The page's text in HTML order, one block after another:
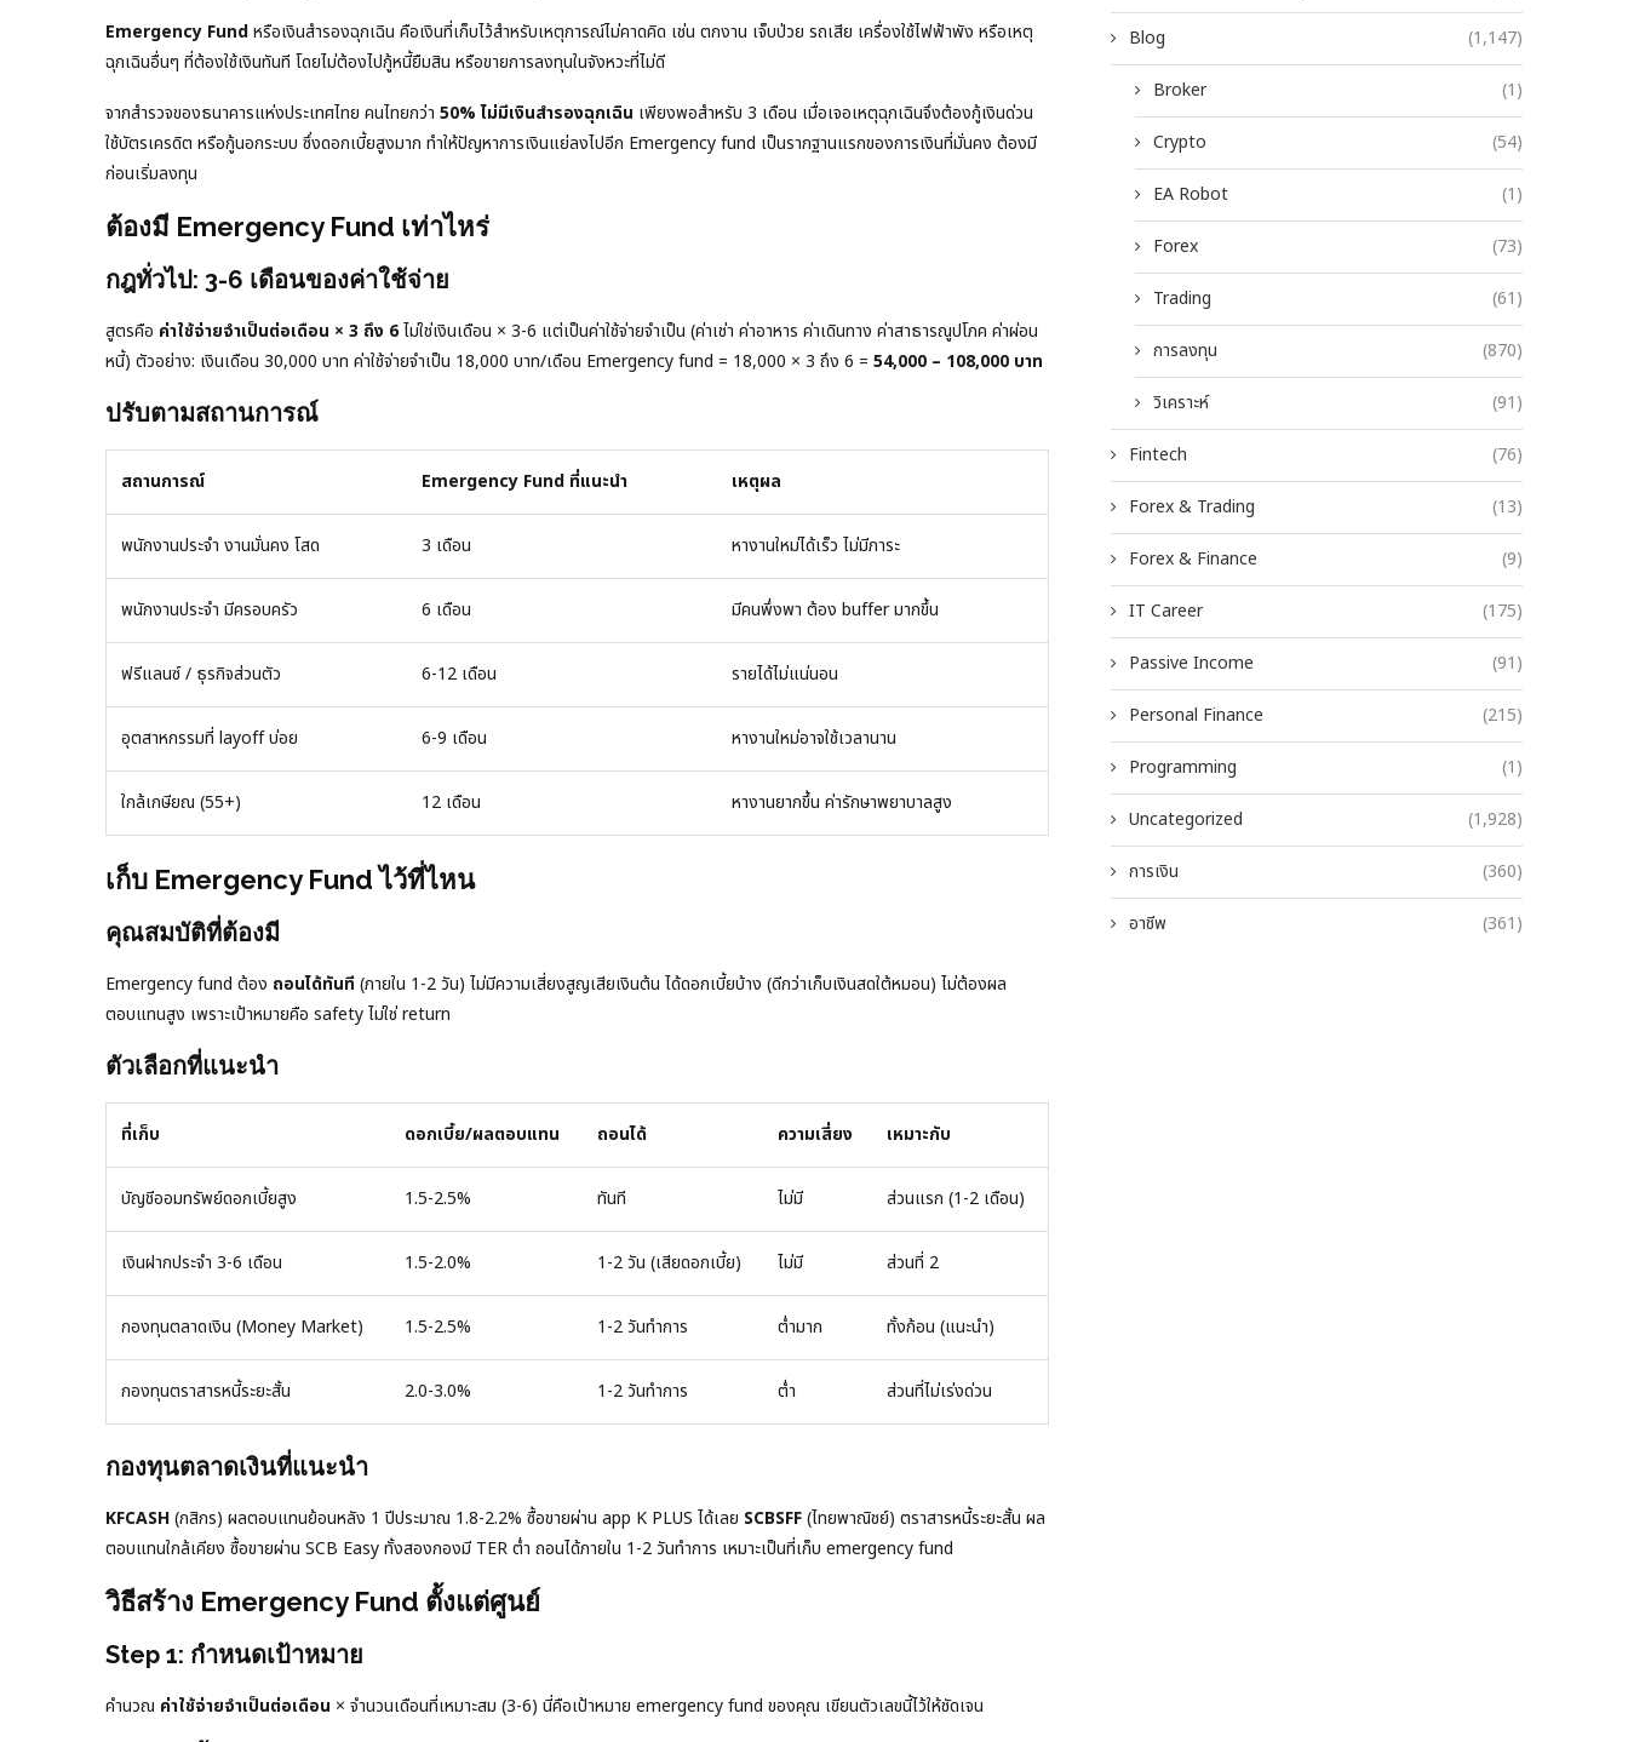
Emergency Fundหรือเงินสำรองฉุกเฉิน คือเงินที่เก็บไว้สำหรับเหตุการณ์ไม่คาดคิด เช่น ตกงาน เจ็บป่วย รถเสีย เครื่องใช้ไฟฟ้าพัง หรือเหตุ
ฉุกเฉินอื่นๆ ที่ต้องใช้เงินทันที โดยไม่ต้องไปกู้หนี้ยืมสิน หรือขายการลงทุนในจังหวะที่ไม่ดี
จากสำรวจของธนาคารแห่งประเทศไทย คนไทยกว่า 50% ไม่มีเงินสำรองฉุกเฉิน เพียงพอสำหรับ 3 เดือน เมื่อเจอเหตุฉุกเฉินจึงต้องกู้เงินด่วน
ใช้บัตรเครดิต หรือกู้นอกระบบ ซึ่งดอกเบี้ยสูงมาก ทำให้ปัญหาการเงินแย่ลงไปอีก Emergency fund เป็นรากฐานแรกของการเงินที่มั่นคง ต้องมี
ก่อนเริ่มลงทุน
ต้องมี Emergency Fund เท่าไหร่
กฎทั่วไป: 3-6 เดือนของค่าใช้จ่าย
สูตรคือ ค่าใช้จ่ายจำเป็นต่อเดือน × 3 ถึง 6ไม่ใช่เงินเดือน × 3-6 แต่เป็นค่าใช้จ่ายจำเป็น (ค่าเช่า ค่าอาหาร ค่าเดินทาง ค่าสาธารณูปโภค ค่าผ่อน
หนี้) ตัวอย่าง: เงินเดือน 30,000 บาท ค่าใช้จ่ายจำเป็น 18,000 บาท/เดือน Emergency fund = 18,000 × 3 ถึง 6 = 54,000 – 108,000 บาท
ปรับตามสถานการณ์
สถานการณ์ Emergency Fund ที่แนะนำ เหตุผล
พนักงานประจำ งานมั่นคง โสด 3 เดือน หางานใหม่ได้เร็ว ไม่มีภาระ
พนักงานประจำ มีครอบครัว 6 เดือน มีคนพึ่งพา ต้อง buffer มากขึ้น
ฟรีแลนซ์ / ธุรกิจส่วนตัว 6-12 เดือน รายได้ไม่แน่นอน
อุตสาหกรรมที่ layoff บ่อย 6-9 เดือน หางานใหม่อาจใช้เวลานาน
ใกล้เกษียณ (55+) 12 เดือน หางานยากขึ้น ค่ารักษาพยาบาลสูง
เก็บ Emergency Fund ไว้ที่ไหน
คุณสมบัติที่ต้องมี
Emergency fund ต้อง ถอนได้ทันที(ภายใน 1-2 วัน) ไม่มีความเสี่ยงสูญเสียเงินต้น ได้ดอกเบี้ยบ้าง (ดีกว่าเก็บเงินสดใต้หมอน) ไม่ต้องผล
ตอบแทนสูง เพราะเป้าหมายคือ safety ไม่ใช่ return
ตัวเลือกที่แนะนำ
ที่เก็บ ดอกเบี้ย/ผลตอบแทน ถอนได้ ความเสี่ยง เหมาะกับ
บัญชีออมทรัพย์ดอกเบี้ยสูง 1.5-2.5% ทันที ไม่มี ส่วนแรก (1-2 เดือน)
เงินฝากประจำ 3-6 เดือน 1.5-2.0% 1-2 วัน (เสียดอกเบี้ย) ไม่มี ส่วนที่ 2
กองทุนตลาดเงิน (Money Market) 1.5-2.5% 1-2 วันทำการ ต่ำมาก ทั้งก้อน (แนะนำ)
กองทุนตราสารหนี้ระยะสั้น 2.0-3.0% 1-2 วันทำการ ต่ำ ส่วนที่ไม่เร่งด่วน
กองทุนตลาดเงินที่แนะนำ
KFCASH(กสิกร) ผลตอบแทนย้อนหลัง 1 ปีประมาณ 1.8-2.2% ซื้อขายผ่าน app K PLUS ได้เลย SCBSFF(ไทยพาณิชย์) ตราสารหนี้ระยะสั้น ผล
ตอบแทนใกล้เคียง ซื้อขายผ่าน SCB Easy ทั้งสองกองมี TER ต่ำ ถอนได้ภายใน 1-2 วันทำการ เหมาะเป็นที่เก็บ emergency fund
วิธีสร้าง Emergency Fund ตั้งแต่ศูนย์
Step 1: กำหนดเป้าหมาย
คำนวณ ค่าใช้จ่ายจำเป็นต่อเดือน × จำนวนเดือนที่เหมาะสม (3-6) นี่คือเป้าหมาย emergency fund ของคุณ เขียนตัวเลขนี้ไว้ให้ชัดเจน
Blog (1,147)
Broker (1)
Crypto (54)
EA Robot (1)
Forex (73)
Trading (61)
การลงทุน (870)
วิเคราะห์ (91)
Fintech (76)
Forex & Trading (13)
Forex & Finance (9)
IT Career (175)
Passive Income (91)
Personal Finance (215)
Programming (1)
Uncategorized (1,928)
การเงิน (360)
อาชีพ (361)